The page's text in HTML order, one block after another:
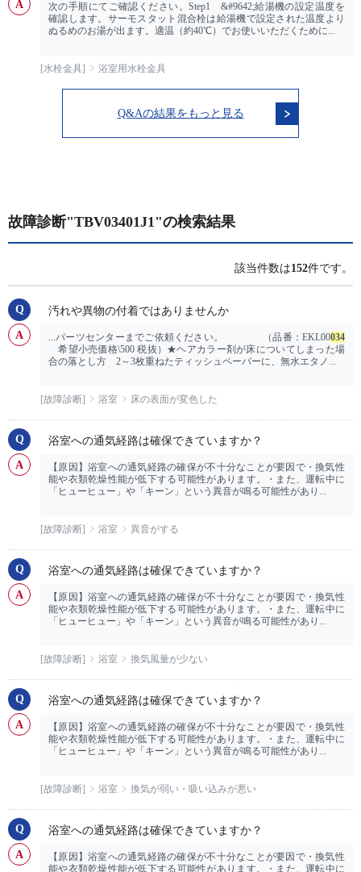
次の手順にてご確認ください。Step1 &#9642;給湯機の設定温度を
確認します。サーモスタット混合栓は給湯機で設定された温度より
ぬるめのお湯が出ます。適温（約40℃）でお使いいただくために...
[水栓金具] 浴室用水栓金具
Q&Aの結果をもっと見る
故障診断"TBV03401J1"の検索結果
該当件数は152件です。
汚れや異物の付着ではありませんか
...パーツセンターまでご依頼ください。 （品番：EKL00034
希望小売価格\500 税抜）★ヘアカラー剤が床についてしまった場
合の落とし方 2～3枚重ねたティッシュペーパーに、無水エタノ...
[故障診断] 浴室 床の表面が変色した
浴室への通気経路は確保できていますか？
【原因】浴室への通気経路の確保が不十分なことが要因で・換気性
能や衣類乾燥性能が低下する可能性があります。・また、運転中に
「ヒューヒュー」や「キーン」という異音が鳴る可能性があり...
[故障診断] 浴室 異音がする
浴室への通気経路は確保できていますか？
【原因】浴室への通気経路の確保が不十分なことが要因で・換気性
能や衣類乾燥性能が低下する可能性があります。・また、運転中に
「ヒューヒュー」や「キーン」という異音が鳴る可能性があり...
[故障診断] 浴室 換気風量が少ない
浴室への通気経路は確保できていますか？
【原因】浴室への通気経路の確保が不十分なことが要因で・換気性
能や衣類乾燥性能が低下する可能性があります。・また、運転中に
「ヒューヒュー」や「キーン」という異音が鳴る可能性があり...
[故障診断] 浴室 換気が弱い・吸い込みが悪い
浴室への通気経路は確保できていますか？
【原因】浴室への通気経路の確保が不十分なことが要因で・換気性
能や衣類乾燥性能が低下する可能性があります。・また、運転中に